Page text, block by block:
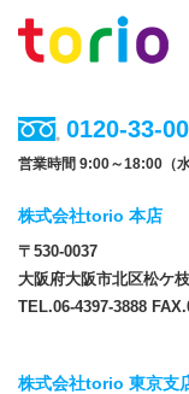
0120-33-
営業時間 9:00～18:00（水
株式会社torio 本店
〒530-0037
大阪府大阪市北区松ケ
TEL.06-4397-3888
株式会社torio 東京支